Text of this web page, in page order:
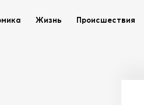
Жизнь Происшествия